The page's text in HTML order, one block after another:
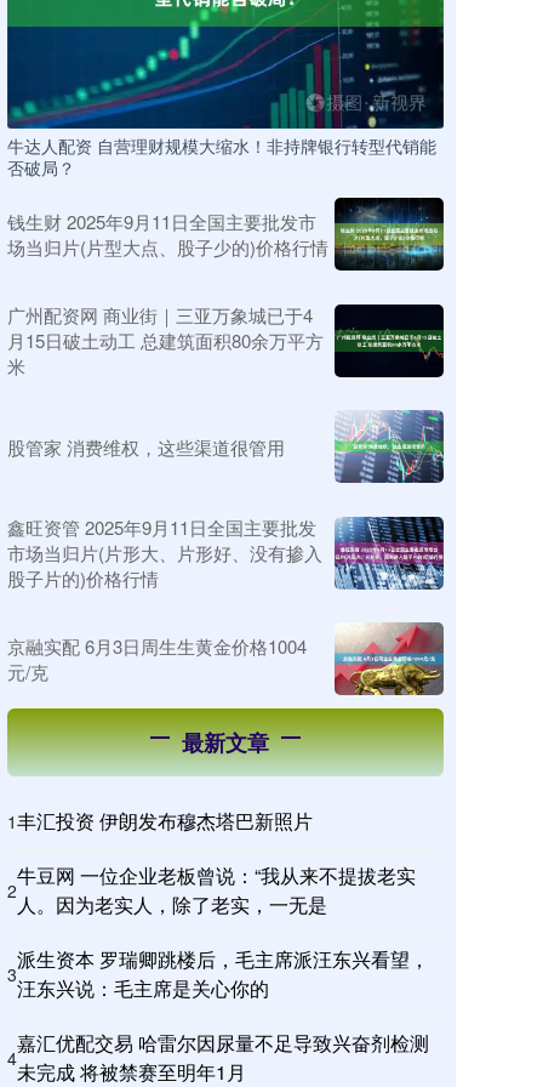
牛达人配资 自营理财规模大缩水！非持牌银行转型代销能
否破局？
钱生财 2025年9月11日全国主要批发市
场当归片(片型大点、股子少的)价格行情
广州配资网 商业街｜三亚万象城已于4
月15日破土动工 总建筑面积80余万平方
米
股管家 消费维权，这些渠道很管用
鑫旺资管 2025年9月11日全国主要批发
市场当归片(片形大、片形好、没有掺入
股子片的)价格行情
京融实配 6月3日周生生黄金价格1004
元/克
最新文章
1丰汇投资 伊朗发布穆杰塔巴新照片
2
牛豆网 一位企业老板曾说：“我从来不提拔老实
人。因为老实人，除了老实，一无是
3
派生资本 罗瑞卿跳楼后，毛主席派汪东兴看望，
汪东兴说：毛主席是关心你的
4
嘉汇优配交易 哈雷尔因尿量不足导致兴奋剂检测
未完成 将被禁赛至明年1月